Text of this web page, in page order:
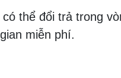
thể đổi trả trong
miễn phí.